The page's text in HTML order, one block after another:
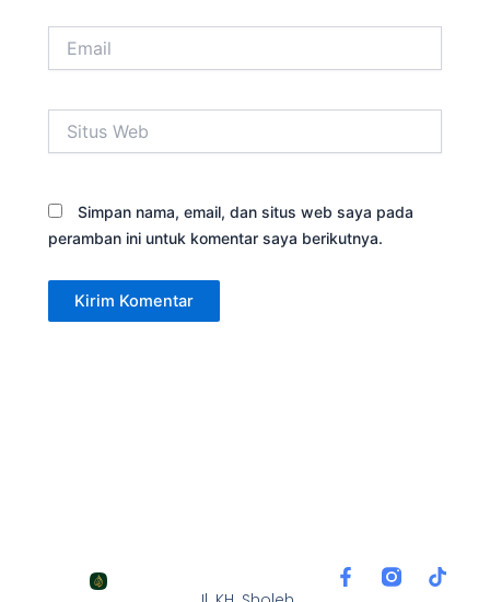
Web
Simpan nama, email, dan situs web saya pada
peramban ini untuk komentar saya berikutnya.
F
T